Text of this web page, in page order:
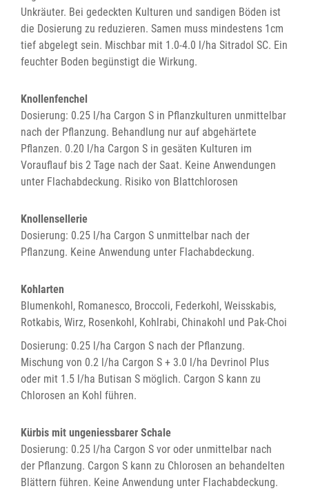
Unkräuter. Bei gedeckten Kulturen und sandigen Böden ist
die Dosierung zu reduzieren. Samen muss mindestens 1cm
tief abgelegt sein. Mischbar mit 1.0-4.0 l/ha Sitradol SC. Ein
feuchter Boden begünstigt die Wirkung.
Knollenfenchel
Dosierung: 0.25 l/ha Cargon S in Pflanzkulturen unmittelbar
nach der Pflanzung. Behandlung nur auf abgehärtete
Pflanzen. 0.20 l/ha Cargon S in gesäten Kulturen im
Vorauflauf bis 2 Tage nach der Saat. Keine Anwendungen
unter Flachabdeckung. Risiko von Blattchlorosen
Knollensellerie
Dosierung: 0.25 l/ha Cargon S unmittelbar nach der
Pflanzung. Keine Anwendung unter Flachabdeckung.
Kohlarten
Blumenkohl, Romanesco, Broccoli, Federkohl, Weisskabis,
Rotkabis, Wirz, Rosenkohl, Kohlrabi, Chinakohl und Pak-Choi
Dosierung: 0.25 l/ha Cargon S nach der Pflanzung.
Mischung von 0.2 l/ha Cargon S + 3.0 l/ha Devrinol Plus
oder mit 1.5 l/ha Butisan S möglich. Cargon S kann zu
Chlorosen an Kohl führen.
Kürbis mit ungeniessbarer Schale
Dosierung: 0.25 l/ha Cargon S vor oder unmittelbar nach
der Pflanzung. Cargon S kann zu Chlorosen an behandelten
Blättern führen. Keine Anwendung unter Flachabdeckung.